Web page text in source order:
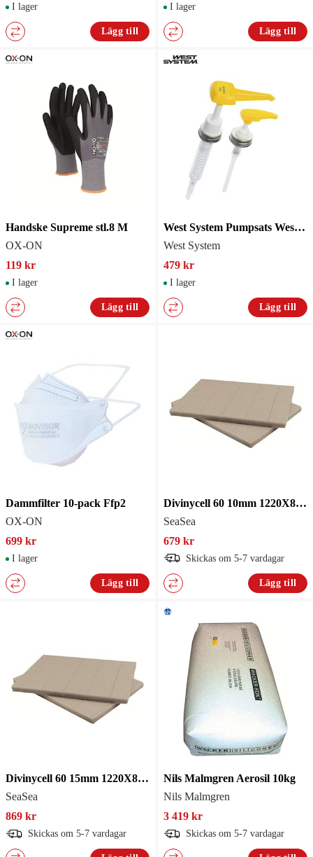
I lager
Lägg till
I lager
Lägg till
Handske Supreme stl.8 M
OX-ON
119 kr
I lager
Lägg till
West System Pumpsats West Epoxi 5:1 301A
West System
479 kr
I lager
Lägg till
Dammfilter 10-pack Ffp2
OX-ON
699 kr
I lager
Lägg till
Divinycell 60 10mm 1220X813mm
SeaSea
679 kr
Skickas om 5-7 vardagar
Lägg till
Divinycell 60 15mm 1220X813mm
SeaSea
869 kr
Skickas om 5-7 vardagar
Nils Malmgren Aerosil 10kg
Nils Malmgren
3 419 kr
Skickas om 5-7 vardagar